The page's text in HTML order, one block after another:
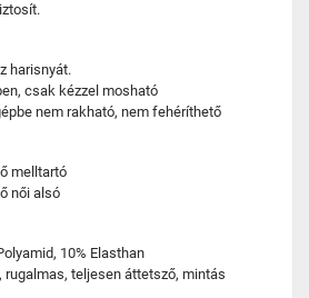
harisnyát.
csak kézzel mosható
nem rakható, nem fehéríthető
melltartó
női alsó
10% Elasthan
rugalmas, teljesen áttetsző, mintás